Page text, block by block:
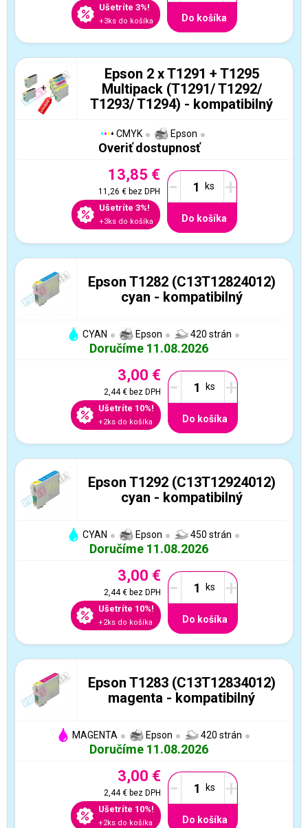
Ušetríte 3%!
+3ks do košíka Do košíka
Epson 2 x T1291 + T1295
Multipack (T1291/ T1292/
T1293/ T1294) - kompatibilný
CMYK Epson
Overiť dostupnosť
13,85 €
11,26 €bez DPH
Ušetríte 3%!
+3ks do košíka
- +
Do košíka
Epson T1282 (C13T12824012)
cyan - kompatibilný
CYAN Epson 420 strán
Doručíme 11.08.2026
3,00 €
2,44 €bez DPH
Ušetríte 10%!
+2ks do košíka
- +
Do košíka
Epson T1292 (C13T12924012)
cyan - kompatibilný
CYAN Epson 450 strán
Doručíme 11.08.2026
3,00 €
2,44 €bez DPH
Ušetríte 10%!
+2ks do košíka
- +
Do košíka
Epson T1283 (C13T12834012)
magenta - kompatibilný
MAGENTA Epson 420 strán
Doručíme 11.08.2026
3,00 €
2,44 €bez DPH
Ušetríte 10%!
+2ks do košíka
- +
Do košíka